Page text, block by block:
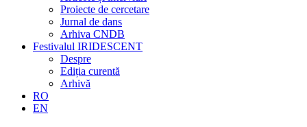
Proiecte de cercetare
Jurnal de dans
Arhiva CNDB
Festivalul IRIDESCENT
Despre
Ediția curentă
Arhivă
RO
EN